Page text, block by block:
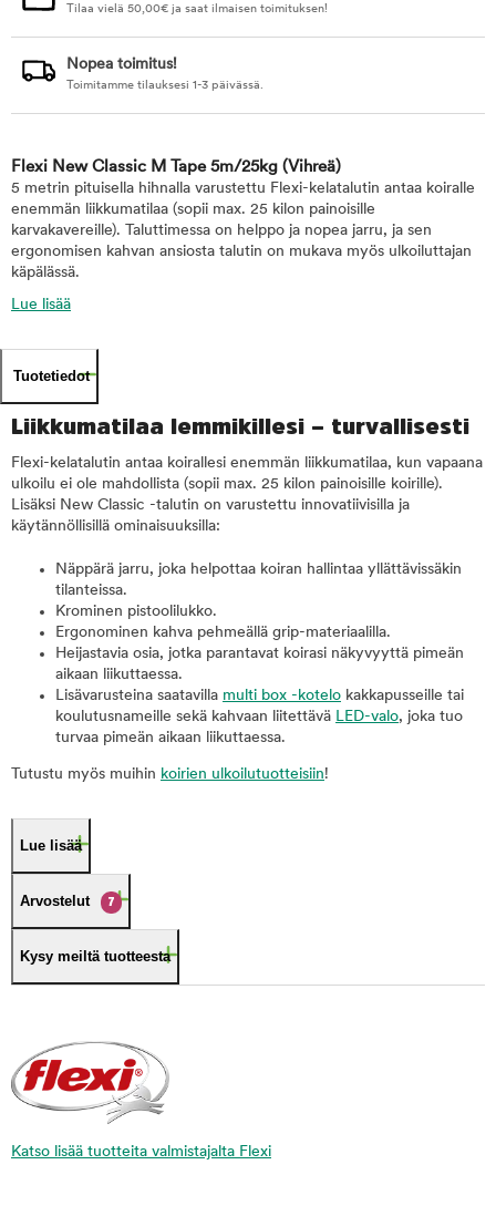
Tilaa vielä 50,00€ ja saat ilmaisen toimituksen!
Nopea toimitus!
Toimitamme tilauksesi 1-3 päivässä.
Flexi New Classic M Tape 5m/25kg (Vihreä)
5 metrin pituisella hihnalla varustettu Flexi-kelatalutin antaa koiralle
enemmän liikkumatilaa (sopii max. 25 kilon painoisille
karvakavereille). Taluttimessa on helppo ja nopea jarru, ja sen
ergonomisen kahvan ansiosta talutin on mukava myös ulkoiluttajan
käpälässä.
Lue lisää
Tuotetiedot
Liikkumatilaa lemmikillesi – turvallisesti
Flexi-kelatalutin antaa koirallesi enemmän liikkumatilaa, kun vapaana
ulkoilu ei ole mahdollista (sopii max. 25 kilon painoisille koirille).
Lisäksi New Classic -talutin on varustettu innovatiivisilla ja
käytännöllisillä ominaisuuksilla:
Näppärä jarru, joka helpottaa koiran hallintaa yllättävissäkin
tilanteissa.
Krominen pistoolilukko.
Ergonominen kahva pehmeällä grip-materiaalilla.
Heijastavia osia, jotka parantavat koirasi näkyvyyttä pimeän
aikaan liikuttaessa.
Lisävarusteina saatavilla multi box -kotelo kakkapusseille tai
koulutusnameille sekä kahvaan liitettävä LED-valo, joka tuo
turvaa pimeän aikaan liikuttaessa.
Tutustu myös muihin koirien ulkoilutuotteisiin!
Lue lisää
Arvostelut 7
Kysy meiltä tuotteesta
Katso lisää tuotteita valmistajalta Flexi